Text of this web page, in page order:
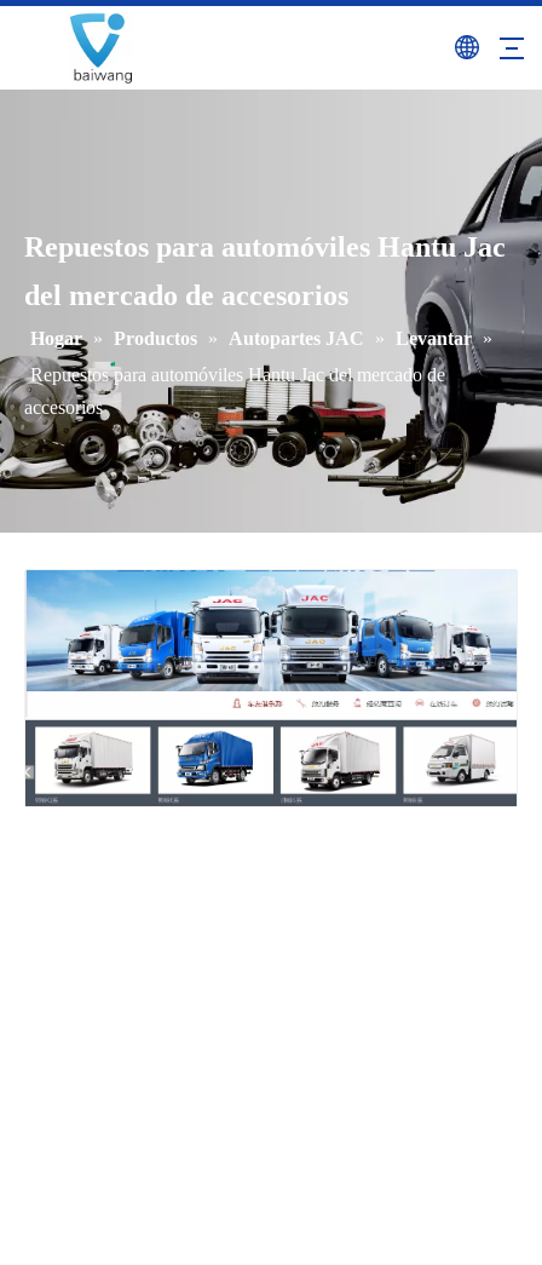
Repuestos para automóviles Hantu Jac
del mercado de accesorios
Hogar » Productos » Autopartes JAC » Levantar »
Repuestos para automóviles Hantu Jac del mercado de
accesorios